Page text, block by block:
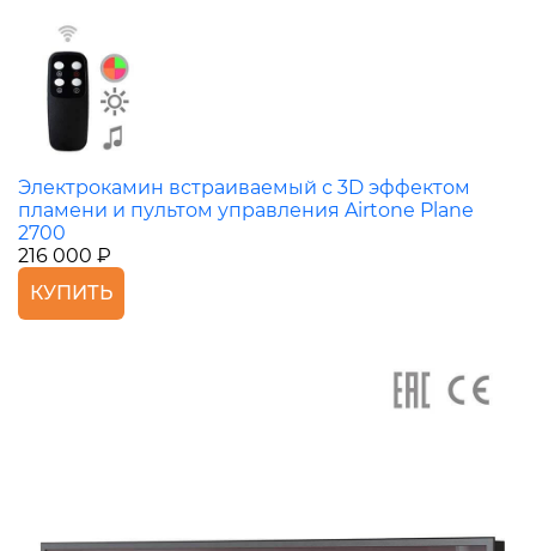
Электрокамин встраиваемый с 3D эффектом
пламени и пультом управления Airtone Plane
2700
216 000 ₽
КУПИТЬ